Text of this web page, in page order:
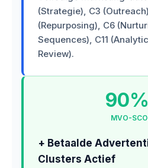
(Strategie), C3
(Repurposing), C6
Sequences), C11
Review).
MVO-
+ Betaalde
Clusters Actief